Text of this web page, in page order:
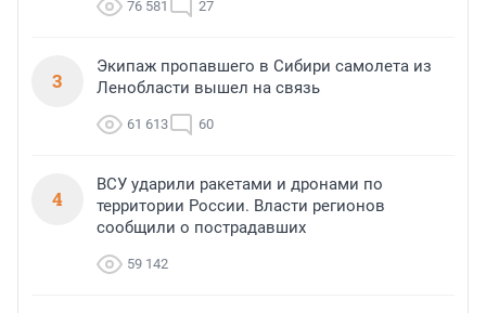
76 581 27
3
Экипаж пропавшего в Сибири самолета из
Ленобласти вышел на связь
61 613 60
4
ВСУ ударили ракетами и дронами по
территории России. Власти регионов
сообщили о пострадавших
59 142